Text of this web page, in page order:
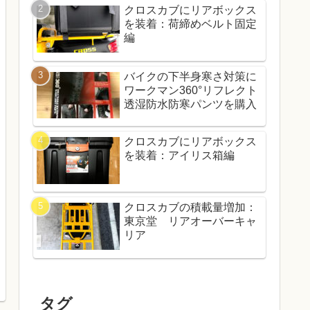
クロスカブにリアボックス
を装着：荷締めベルト固定
編
バイクの下半身寒さ対策に
ワークマン360°リフレクト
透湿防水防寒パンツを購入
クロスカブにリアボックス
を装着：アイリス箱編
クロスカブの積載量増加：
東京堂 リアオーバーキャ
リア
タグ